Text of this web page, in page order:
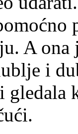
A
i
gledala